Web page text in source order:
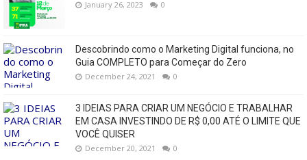
January 26, 2023 0
Descobrindo como o Marketing Digital funciona, no
Guia COMPLETO para Começar do Zero
December 24, 2021 0
3 IDEIAS PARA CRIAR UM NEGÓCIO E TRABALHAR
EM CASA INVESTINDO DE R$ 0,00 ATÉ O LIMITE QUE
VOCÊ QUISER
December 20, 2021 0